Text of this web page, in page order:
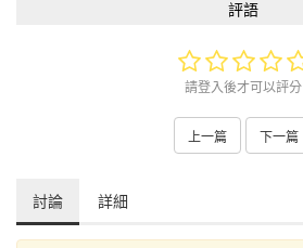
評語
請登入後才可以評分
上一篇 下一篇
討論 詳細